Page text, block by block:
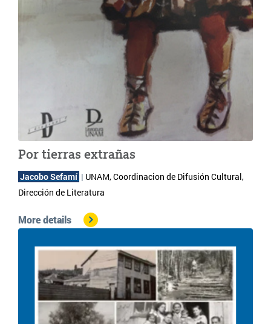
Por tierras extrañas
Jacobo Sefamí | UNAM, Coordinacion de Difusión Cultural,
Dirección de Literatura
More details